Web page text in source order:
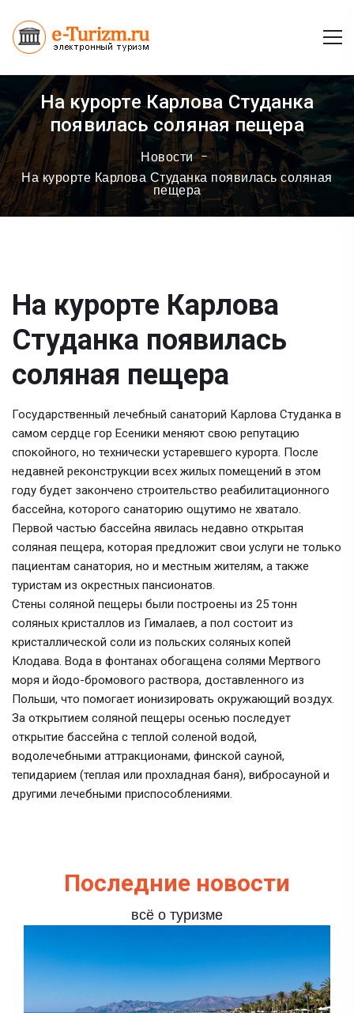
На курорте Карлова Студанка
появилась соляная пещера
Новости
На курорте Карлова Студанка появилась соляная
пещера
На курорте Карлова
Студанка появилась
соляная пещера
Государственный лечебный санаторий Карлова Студанка в
самом сердце гор Есеники меняют свою репутацию
спокойного, но технически устаревшего курорта. После
недавней реконструкции всех жилых помещений в этом
году будет закончено строительство реабилитационного
бассейна, которого санаторию ощутимо не хватало.
Первой частью бассейна явилась недавно открытая
соляная пещера, которая предложит свои услуги не только
пациентам санатория, но и местным жителям, а также
туристам из окрестных пансионатов.
Стены соляной пещеры были построены из 25 тонн
соляных кристаллов из Гималаев, а пол состоит из
кристаллической соли из польских соляных копей
Клодава. Вода в фонтанах обогащена солями Мертвого
моря и йодо-бромового раствора, доставленного из
Польши, что помогает ионизировать окружающий воздух.
За открытием соляной пещеры осенью последует
открытие бассейна с теплой соленой водой,
водолечебными аттракционами, финской сауной,
тепидарием (теплая или прохладная баня), вибросауной и
другими лечебными приспособлениями.
Последние новости
всё о туризме